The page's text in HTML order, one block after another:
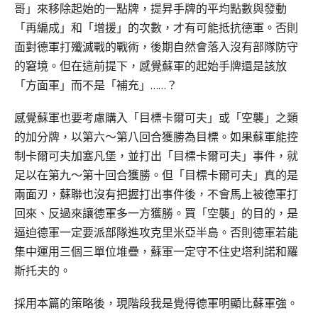
哥」來移除起始的一點牌，提昇手牌的平均點數與發動
「再編成」和「增援」的次數，才有可能抵抗德軍。否則
面對德軍打殲滅戰的戰術，後期自然會落入沒有部隊防守
的窘境。但在這前提下，感覺蘇軍的起始手牌還是該放
「方面軍」而不是「補充」……？
感覺蘇軍也要考慮購入「目標卡爾可夫」或「空襲」之類
的加分牌，以第六～第八回合獲勝為目標。如果蘇軍能控
制卡爾可夫加塞凡堡，並打出「目標卡爾可夫」事件，就
足以在第九～第十回合獲勝。但「目標卡爾可夫」真的是
兩面刃，蘇聯也沒有把握打出事件後，不會馬上被德軍打
回來、反過來讓德軍多一方獲勝。買 「空襲」 的目的，是
逼迫德軍一定要派部隊進攻克里米亞半島。否則德軍若能
集中運用三個三單位堆疊，蘇軍一定守不住史塔利諾和羅
斯托夫的。
採用本篇的策略後，現階段我是覺得德軍明顯比蘇軍強。